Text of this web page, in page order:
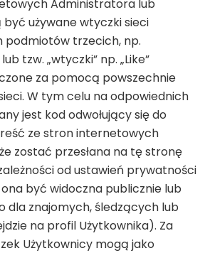
Administratora lub
używane wtyczki sieci
podmiotów trzecich, np.
tzw. „wtyczki” np. „Like”
za pomocą powszechnie
W tym celu na odpowiednich
jest kod odwołujący się do
ze stron internetowych
zostać przesłana na tę stronę
od ustawień prywatności
być widoczna publicznie lub
dla znajomych, śledzących lub
na profil Użytkownika). Za
Użytkownicy mogą jako